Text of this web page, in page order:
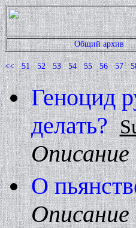
Общий архив
<< 51 52 53 54 55 56 57
Геноцид
делать?
О